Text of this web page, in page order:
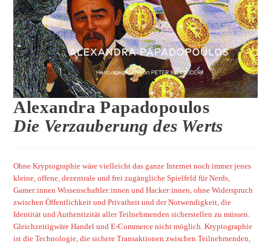
Alexandra Papadopoulos
Die Verzauberung des Werts
Ohne Kryptographie wäre vielleicht das ganze Internet noch immer jenes
kleine, offene, dezentrale und frei zugängliche Spielfeld für Nerds,
Gamer:innen Wissenschaftler:innen und Hacker:innen, ohne Widerspruch
zwischen Öffentlichkeit und Privatheit und der Notwendigkeit, die
Identität und Authentizität aller Teilnehmenden sicherstellen zu müssen.
Gleichzeitigwäre Handel und E-Commerce nicht möglich. Kryptographie
ist die Technologie, die sichere Transaktionen zwischen Teilnehmenden,